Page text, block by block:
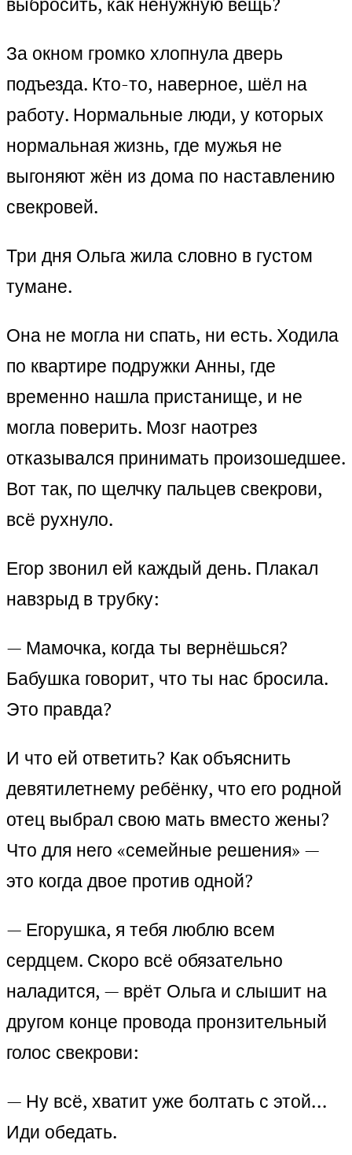
За окном громко хлопнула дверь
подъезда. Кто-то, наверное, шёл на
работу. Нормальные люди, у которых
нормальная жизнь, где мужья не
выгоняют жён из дома по наставлению
свекровей.
Три дня Ольга жила словно в густом
тумане.
Она не могла ни спать, ни есть. Ходила
по квартире подружки Анны, где
временно нашла пристанище, и не
могла поверить. Мозг наотрез
отказывался принимать произошедшее.
Вот так, по щелчку пальцев свекрови,
всё рухнуло.
Егор звонил ей каждый день. Плакал
навзрыд в трубку:
— Мамочка, когда ты вернёшься?
Бабушка говорит, что ты нас бросила.
Это правда?
И что ей ответить? Как объяснить
девятилетнему ребёнку, что его родной
отец выбрал свою мать вместо жены?
Что для него «семейные решения» —
это когда двое против одной?
— Егорушка, я тебя люблю всем
сердцем. Скоро всё обязательно
наладится, — врёт Ольга и слышит на
другом конце провода пронзительный
голос свекрови:
— Ну всё, хватит уже болтать с этой…
Иди обедать.